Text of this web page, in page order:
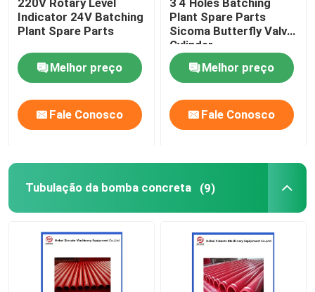
Indicator 24V Batching
Plant Spare Parts
Melhor preço
Fale Conosco
Plant Spare Parts
Sicoma Butterfly Valve
Cylinder
Electropneumatic
Actuator Cylinder
Melhor preço
Fale Conosco
Tubulação da bomba concreta (9)